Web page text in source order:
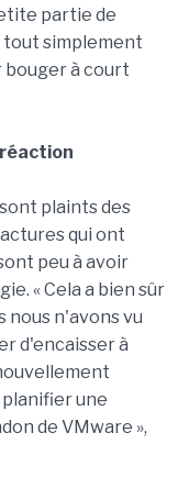
partie de
tout simplement
bouger à court
plaints des
qui ont
peu à avoir
« Cela a bien sûr
nous n'avons vu
d'encaisser à
une
de VMware »,